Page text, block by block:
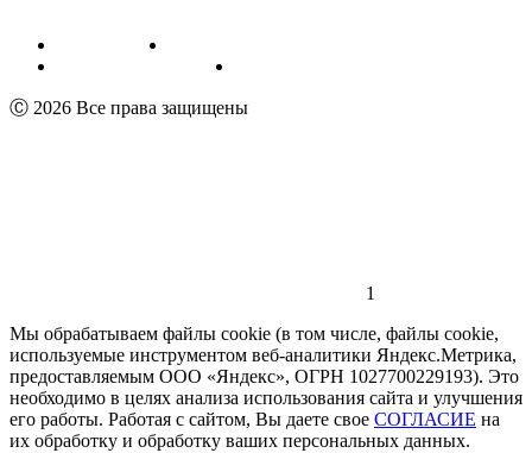
Публичная оферта
Пользовательское соглашение
Ⓒ 2026 Все права защищены
1
Мы обрабатываем файлы cookie (в том числе, файлы cookie,
используемые инструментом веб-аналитики Яндекс.Метрика,
предоставляемым ООО «Яндекс», ОГРН 1027700229193). Это
необходимо в целях анализа использования сайта и улучшения
его работы. Работая с сайтом, Вы даете свое СОГЛАСИЕ на
их обработку и обработку ваших персональных данных.